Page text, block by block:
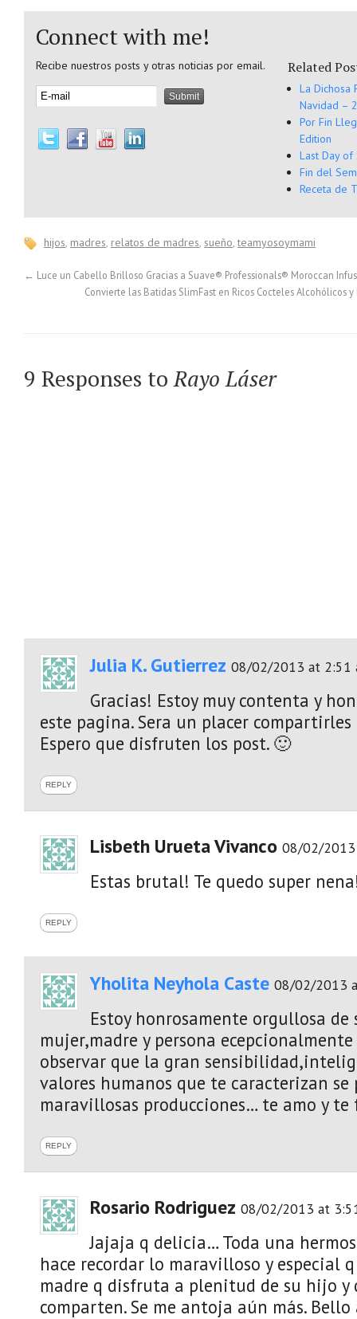
Connect with me!
Recibe nuestros posts y otras noticias por email. Related
La Dichosa
Navidad –
Por Fin
Edition
Last Day of
Fin del
Receta de
hijos, madres, relatos de madres, sueño,teamyosoymami
← Luce un Cabello Brilloso Gracias a Suave® Professionals® Moroccan
Convierte las Batidas SlimFast en Ricos Cocteles Alcohólicos
9 Responses toRayo Láser
Julia K. Gutierrez 08/02/2013 at 2:51
Gracias! Estoy muy contenta y
este pagina. Sera un placer compartirles
Espero que disfruten los post. 🙂
REPLY
Lisbeth Urueta Vivanco 08/02/
Estas brutal! Te quedo super
REPLY
Yholita Neyhola Caste 08/02/2013
Estoy honrosamente orgullosa
mujer,madre y persona
observar que la gran
valores humanos que te caracterizan
maravillosas producciones… te amo y
REPLY
Rosario Rodriguez 08/02/2013 at
Jajaja q delicia… Toda una
hace recordar lo maravilloso y especial
madre q disfruta a plenitud de su hijo y
comparten. Se me antoja aún más.